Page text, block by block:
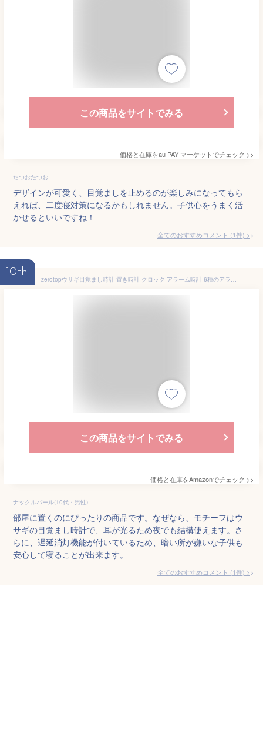
この商品をサイトでみる
価格と在庫をau PAY マーケットでチェック >>
たつおたつお
デザインが可愛く、目覚ましを止めるのが楽しみになってもら
えれば、二度寝対策になるかもしれません。子供心をうまく活
かせるといいですね！
全てのおすすめコメント (1件) >
10th
zerotopウサギ目覚まし時計 置き時計 クロック アラーム時計 6種のアラーム音 デジタル時計 スヌーズ/タイマー機能 うさぎナイトライト デスクライト 充電式 女の子 男の子 子供 おしゃれ かわいい ミニ シンプル 贈り物 ピンク
この商品をサイトでみる
価格と在庫をAmazonでチェック >>
ナックルバール(10代・男性)
部屋に置くのにぴったりの商品です。なぜなら、モチーフはウ
サギの目覚まし時計で、耳が光るため夜でも結構使えます。さ
らに、遅延消灯機能が付いているため、暗い所が嫌いな子供も
安心して寝ることが出来ます。
全てのおすすめコメント (1件) >